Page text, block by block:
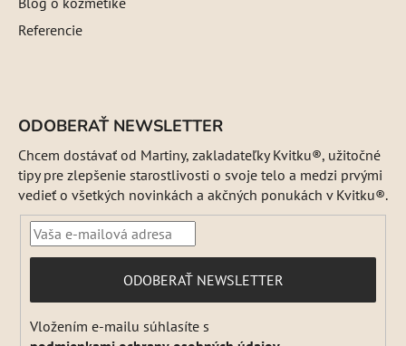
Referencie
ODOBERAŤ NEWSLETTER
Chcem dostávať od Martiny, zakladateľky Kvitku®, užitočné
tipy pre zlepšenie starostlivosti o svoje telo a medzi prvými
vedieť o všetkých novinkách a akčných ponukách v Kvitku®.
PRIHLÁSIŤ
SA
ODOBERAŤ NEWSLETTER
Vložením e-mailu súhlasíte s